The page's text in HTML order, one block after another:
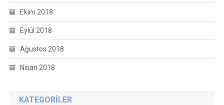
Ekim 2018
Eylül 2018
Ağustos 2018
Nisan 2018
KATEGORILER